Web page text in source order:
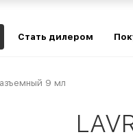
Стать дилером
9 мл